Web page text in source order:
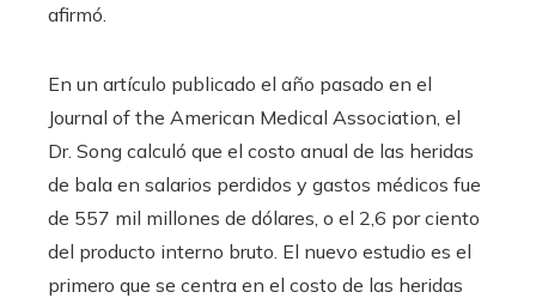
afirmó.
En un artículo publicado el año pasado en el
Journal of the American Medical Association, el
Dr. Song calculó que el costo anual de las heridas
de bala en salarios perdidos y gastos médicos fue
de 557 mil millones de dólares, o el 2,6 por ciento
del producto interno bruto. El nuevo estudio es el
primero que se centra en el costo de las heridas